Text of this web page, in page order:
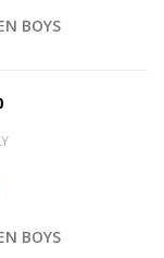
BOYS
BOYS